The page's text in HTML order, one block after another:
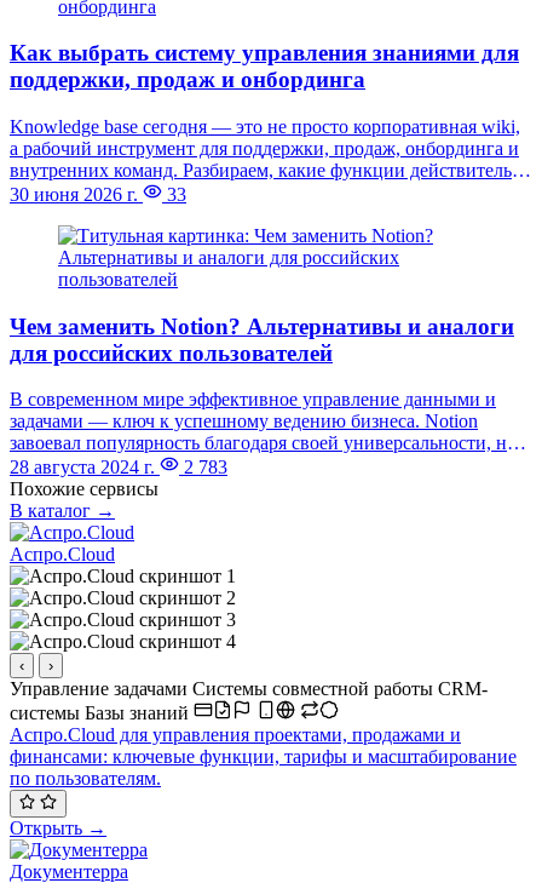
Как выбрать систему управления знаниями для
поддержки, продаж и онбординга
Knowledge base сегодня — это не просто корпоративная wiki,
а рабочий инструмент для поддержки, продаж, онбординга и
внутренних команд. Разбираем, какие функции действительно
важны при выборе системы управления знаниями и как не
30 июня 2026 г. 33
Чем заменить Notion? Альтернативы и аналоги
для российских пользователей
В современном мире эффективное управление данными и
задачами — ключ к успешному ведению бизнеса. Notion
завоевал популярность благодаря своей универсальности, но,
к сожалению, не принимает оплату картами российских
банков, что значительно усложняет использование сервиса
бизнесом. В этой статье мы рассмотрим российские аналоги
Notion, которые помогут вам организовать базы знаний,
управлять проектами и систематизировать информацию так
же эффективно, как и зарубежный сервис.
28 августа 2024 г.
2 783
Похожие сервисы
В каталог →
Аспро.Cloud
‹ ›
Управление задачами Системы совместной работы CRM-
системы Базы знаний
Аспро.Cloud для управления проектами, продажами и
финансами: ключевые функции, тарифы и масштабирование
по пользователям.
Открыть →
Документерра